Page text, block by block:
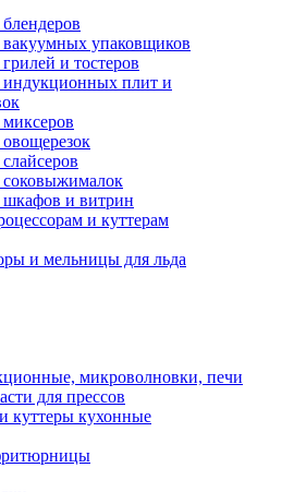
вакуумных упаковщиков
и тостеров
индукционных плит и
миксеров
соковыжималок
шкафов и витрин
и куттерам
и мельницы для льда
микроволновки, печи
для прессов
куттеры кухонные